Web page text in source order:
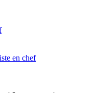
en chef